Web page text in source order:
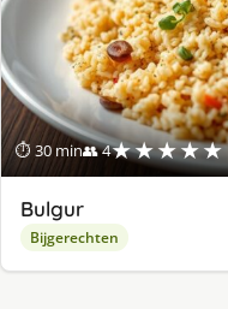
⏱ 30 min👥 4★★★★★
Bulgur
Bijgerechten